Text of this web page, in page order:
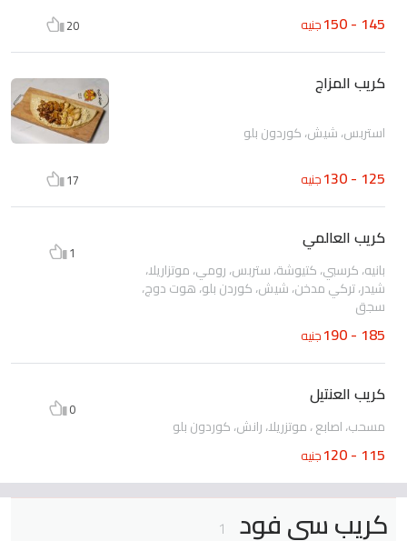
145 - 150 جنيه 20
كريب المزاج
استربس، شيش، كوردون بلو
125 - 130 جنيه 17
كريب العالمي
بانيه، كرسبي، كتيوشة، ستربس، رومي، موتزاريلا،
شيدر، تركي مدخن، شيش، كوردن بلو، هوت دوج،
سجق
185 - 190 جنيه
1
كريب العنتيل
مسحب، اصابع ، موتزريلا، رانش، كوردون بلو
115 - 120 جنيه
0
كريب سى فود 1